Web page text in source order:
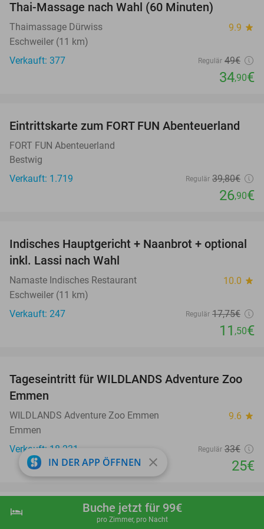
shopping_cart Jetzt buchen
hotel Buche jetzt für 99€
pro Zimmer, pro Nacht
Thai-Massage nach Wahl (60 Minuten)
Thaimassage Dürwiss 9.9 star
Eschweiler (11 km)
Verkauft: 377
Regulär 49€
34,90€
32%
Eintrittskarte zum FORT FUN Abenteuerland
FORT FUN Abenteuerland
Bestwig
Verkauft: 1.719
Regulär 39,80€
26,90€
35%
Indisches Hauptgericht + Naanbrot + optional
inkl. Lassi nach Wahl
Namaste Indisches Restaurant 10.0 star
Eschweiler (11 km)
Verkauft: 247
Regulär 17,75€
11 ,50€
24%
Tageseintritt für WILDLANDS Adventure Zoo
Emmen
WILDLANDS Adventure Zoo Emmen 9.6 star
Emmen
Verkauft: 18.231
Regulär 33€
25€
2-Gänge-Schnitzel-Menü nach Wahl im
IN DER APP ÖFFNEN close